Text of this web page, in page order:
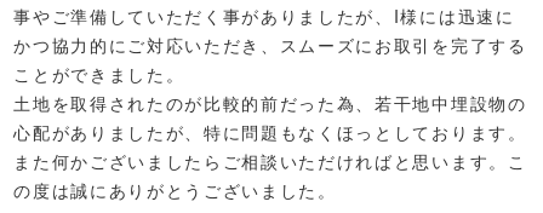
事やご準備していただく事がありましたが、I様には迅速に
かつ協力的にご対応いただき、スムーズにお取引を完了する
ことができました。
土地を取得されたのが比較的前だった為、若干地中埋設物の
心配がありましたが、特に問題もなくほっとしております。
また何かございましたらご相談いただければと思います。こ
の度は誠にありがとうございました。